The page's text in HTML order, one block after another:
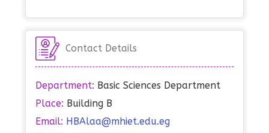
Contact Details
Department: Basic Sciences Department
Place: Building B
Email: HBAlaa@mhiet.edu.eg